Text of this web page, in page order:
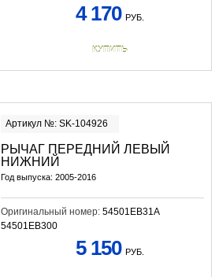
4 170 РУБ.
КУПИТЬ
Артикул №: SK-104926
РЫЧАГ ПЕРЕДНИЙ ЛЕВЫЙ
НИЖНИЙ
Год выпуска: 2005-2016
Оригинальный номер: 54501EB31A
54501EB300
5 150 РУБ.